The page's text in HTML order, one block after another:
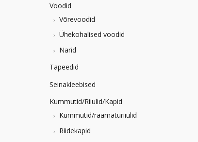
Voodid
Võrevoodid
Ühekohalised voodid
Narid
Tapeedid
Seinakleebised
Kummutid/Riiulid/Kapid
Kummutid/raamaturiiulid
Riidekapid